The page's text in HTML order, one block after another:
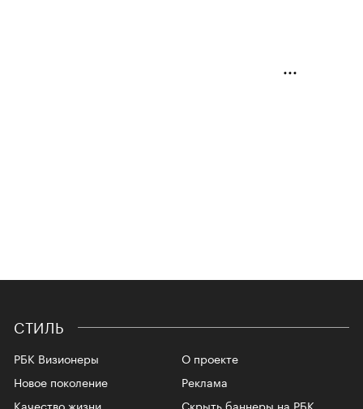
СТИЛЬ
РБК Визионеры
Новое поколение
Качество жизни
О проекте
Реклама
Скрыть баннеры на РБК